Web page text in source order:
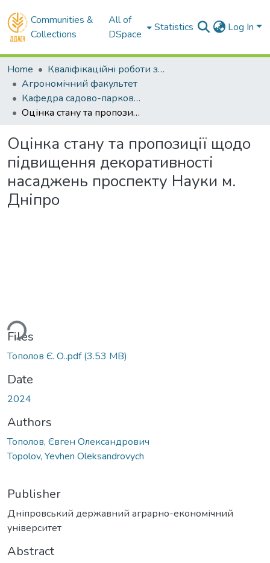
Communities &
Collections
All of
DSpace
Statistics Log In
Home
Кваліфікаційні роботи здобувачів вищої освіти
Агрономічний факультет
Кафедра садово-паркового мистецтва та ландшафтного дизайну. Магістри
Оцінка стану та пропозиції щодо підвищення декоративності насаджень проспекту Науки м. Дніпро
Оцінка стану та пропозиції щодо
підвищення декоративності
насаджень проспекту Науки м.
Дніпро
Files
Тополов Є. О..pdf(3.53 MB)
Date
2024
Authors
Тополов, Євген Олександрович
Topolov, Yevhen Oleksandrovych
Publisher
Дніпровський державний аграрно-економічний
університет
Abstract